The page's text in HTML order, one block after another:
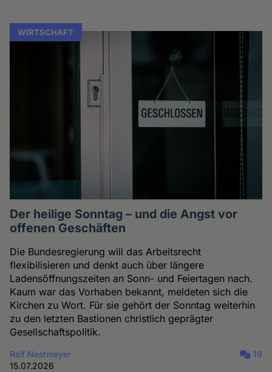
WIRTSCHAFT
Der heilige Sonntag – und die Angst vor
offenen Geschäften
Die Bundesregierung will das Arbeitsrecht
flexibilisieren und denkt auch über längere
Ladensöffnungszeiten an Sonn- und Feiertagen nach.
Kaum war das Vorhaben bekannt, meldeten sich die
Kirchen zu Wort. Für sie gehört der Sonntag weiterhin
zu den letzten Bastionen christlich geprägter
Gesellschaftspolitik.
Ralf Nestmeyer
15.07.2026
19